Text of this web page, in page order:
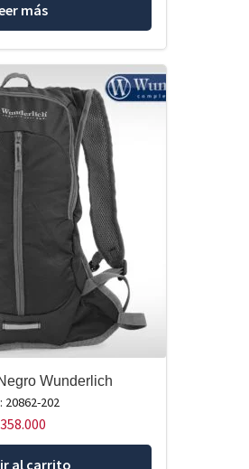
más
Wunderlich
20862-202
358.000
al carrito